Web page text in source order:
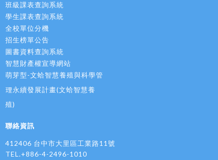
班級課表查詢系統
學生課表查詢系統
全校單位分機
招生榜單公告
圖書資料查詢系統
智慧財產權宣導網站
萌芽型-文蛤智慧養殖與科學管
理永續發展計畫(文蛤智慧養
殖)
聯絡資訊
412406 台中市大里區工業路11號
TEL.+886-4-2496-1010